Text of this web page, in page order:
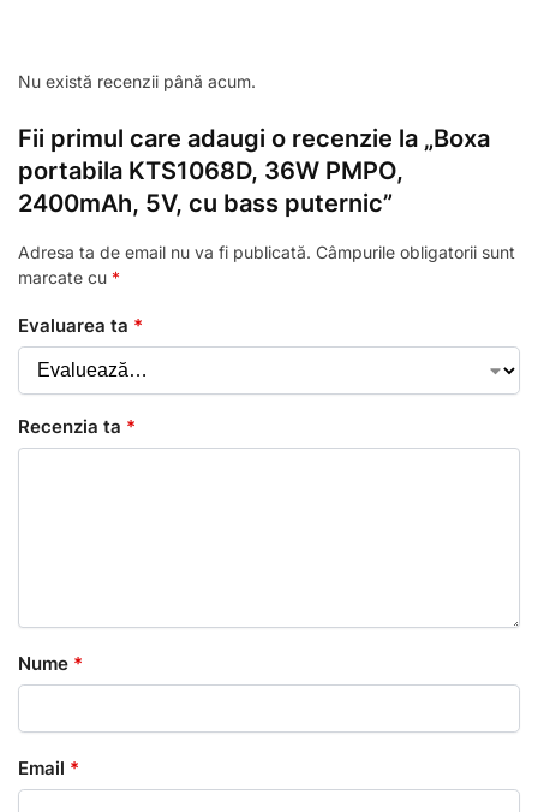
Nu există recenzii până acum.
Fii primul care adaugi o recenzie la „Boxa
portabila KTS1068D, 36W PMPO,
2400mAh, 5V, cu bass puternic”
Adresa ta de email nu va fi publicată. Câmpurile obligatorii sunt
marcate cu *
Evaluarea ta *
Recenzia ta *
Nume *
Email *